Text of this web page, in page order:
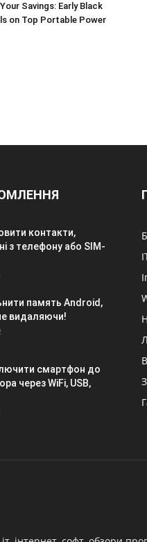
Savings: Early Black
on Top Portable Power
контакти,
з телефону або SIM-
память Android,
видаляючи!
смартфон до
через WiFi, USB,